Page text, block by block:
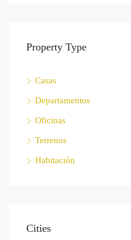
Property Type
Casas
Departamentos
Oficinas
Terrenos
Habitación
Cities